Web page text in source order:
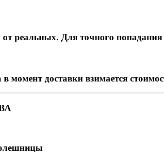
реальных. Для точного
момент доставки взимается